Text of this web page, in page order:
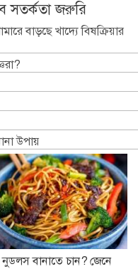
সতর্কতা জরুরি
বাড়ছে খাদ্যে বিষক্রিয়ার
উপায়
বানাতে চান? জেনে